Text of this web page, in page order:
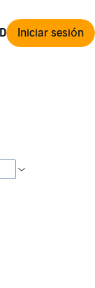
Iniciar sesión